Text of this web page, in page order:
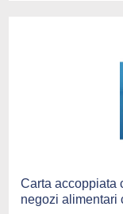
Carta accoppiata
negozi alimentari